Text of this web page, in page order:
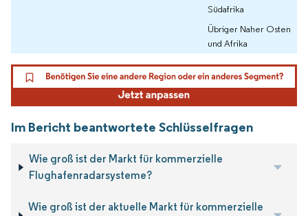
Südafrika
Übriger Naher Osten
und Afrika
Im Bericht beantwortete Schlüsselfragen
Wie groß ist der Markt für kommerzielle
Flughafenradarsysteme?
Wie groß ist der aktuelle Markt für kommerzielle